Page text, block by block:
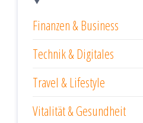
Finanzen & Business
Technik & Digitales
Travel & Lifestyle
Vitalität & Gesundheit